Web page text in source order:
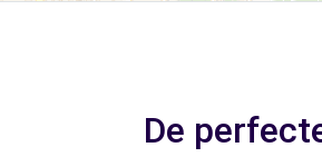
De